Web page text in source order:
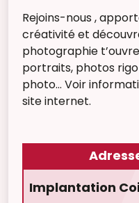
Rejoins-nous ,
créativité et
photographie
portraits, photos
photo… Voir
site internet.
Implantation